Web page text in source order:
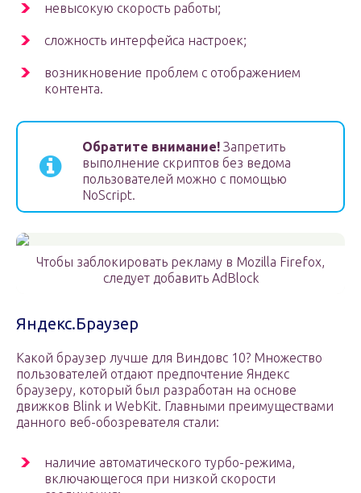
невысокую скорость работы;
сложность интерфейса настроек;
возникновение проблем с отображением
контента.
Обратите внимание! Запретить
выполнение скриптов без ведома
пользователей можно с помощью
NoScript.
Чтобы заблокировать рекламу в Mozilla Firefox,
следует добавить AdBlock
Яндекс.Браузер
Какой браузер лучше для Виндовс 10? Множество
пользователей отдают предпочтение Яндекс
браузеру, который был разработан на основе
движков Blink и WebKit. Главными преимуществами
данного веб-обозревателя стали:
наличие автоматического турбо-режима,
включающегося при низкой скорости